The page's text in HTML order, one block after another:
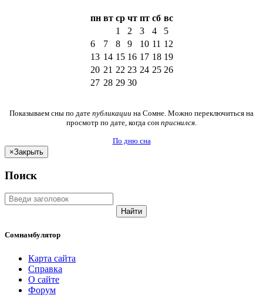
пн вт ср чт пт сб вс
1
2 3 4
5
6
7 8 9 10 11 12
13 14 15 16 17 18 19
20 21 22 23 24 25 26
27 28 29 30
Показываем сны по дате публикации на Сомне. Можно переключиться на
просмотр по дате, когда сон приснился
По дню сна
×Закрыть
Поиск
Найти
Сомнамбулятор
Карта сайта
Справка
О сайте
Форум